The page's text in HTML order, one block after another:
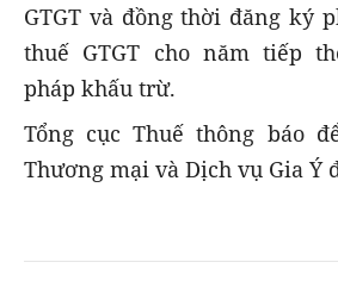
GTGT và đồng thời đăng ký
thuế GTGT cho năm tiếp
pháp khấu trừ.
Tổng cục Thuế thông báo
Thương mại và Dịch vụ Gia Ý